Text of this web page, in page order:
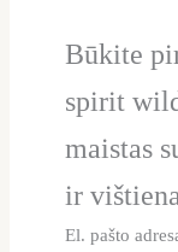
Būkite
spirit
maistas
ir
El. pašto